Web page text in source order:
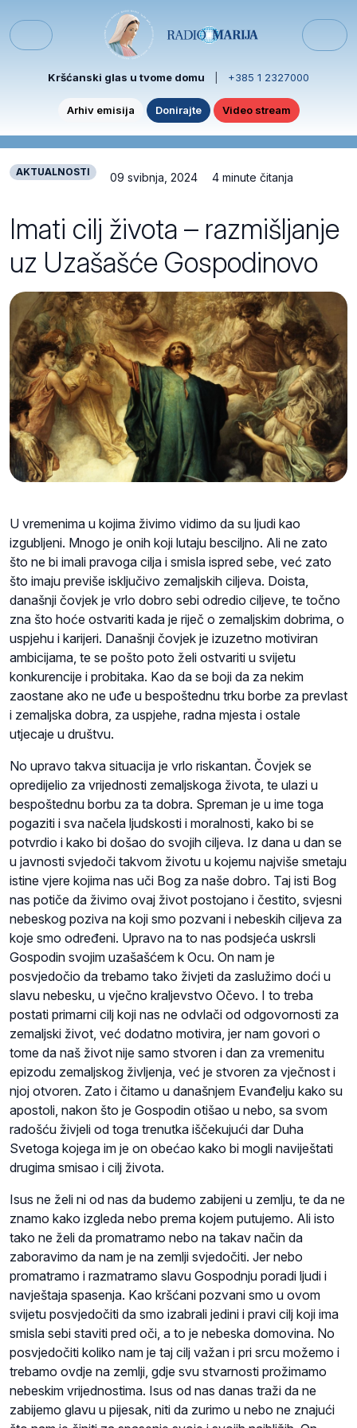
Menu
Kršćanski glas u tvome domu +385 1 2327000
Arhiv emisija Donirajte Video stream
AKTUALNOSTI 09 svibnja, 2024 4 minute čitanja
Imati cilj života – razmišljanje
uz Uzašašće Gospodinovo
U vremenima u kojima živimo vidimo da su ljudi kao
izgubljeni. Mnogo je onih koji lutaju besciljno. Ali ne zato
što ne bi imali pravoga cilja i smisla ispred sebe, već zato
što imaju previše isključivo zemaljskih ciljeva. Doista,
današnji čovjek je vrlo dobro sebi odredio ciljeve, te točno
zna što hoće ostvariti kada je riječ o zemaljskim dobrima, o
uspjehu i karijeri. Današnji čovjek je izuzetno motiviran
ambicijama, te se pošto poto želi ostvariti u svijetu
konkurencije i probitaka. Kao da se boji da za nekim
zaostane ako ne uđe u bespoštednu trku borbe za prevlast
i zemaljska dobra, za uspjehe, radna mjesta i ostale
utjecaje u društvu.
No upravo takva situacija je vrlo riskantan. Čovjek se
opredijelio za vrijednosti zemaljskoga života, te ulazi u
bespoštednu borbu za ta dobra. Spreman je u ime toga
pogaziti i sva načela ljudskosti i moralnosti, kako bi se
potvrdio i kako bi došao do svojih ciljeva. Iz dana u dan se
u javnosti svjedoči takvom životu u kojemu najviše smetaju
istine vjere kojima nas uči Bog za naše dobro. Taj isti Bog
nas potiče da živimo ovaj život postojano i čestito, svjesni
nebeskog poziva na koji smo pozvani i nebeskih ciljeva za
koje smo određeni. Upravo na to nas podsjeća uskrsli
Gospodin svojim uzašašćem k Ocu. On nam je
posvjedočio da trebamo tako živjeti da zaslužimo doći u
slavu nebesku, u vječno kraljevstvo Očevo. I to treba
postati primarni cilj koji nas ne odvlači od odgovornosti za
zemaljski život, već dodatno motivira, jer nam govori o
tome da naš život nije samo stvoren i dan za vremenitu
epizodu zemaljskog življenja, već je stvoren za vječnost i
njoj otvoren. Zato i čitamo u današnjem Evanđelju kako su
apostoli, nakon što je Gospodin otišao u nebo, sa svom
radošću živjeli od toga trenutka iščekujući dar Duha
Svetoga kojega im je on obećao kako bi mogli naviještati
drugima smisao i cilj života.
Isus ne želi ni od nas da budemo zabijeni u zemlju, te da ne
znamo kako izgleda nebo prema kojem putujemo. Ali isto
tako ne želi da promatramo nebo na takav način da
zaboravimo da nam je na zemlji svjedočiti. Jer nebo
promatramo i razmatramo slavu Gospodnju poradi ljudi i
navještaja spasenja. Kao kršćani pozvani smo u ovom
svijetu posvjedočiti da smo izabrali jedini i pravi cilj koji ima
smisla sebi staviti pred oči, a to je nebeska domovina. No
posvjedočiti koliko nam je taj cilj važan i pri srcu možemo i
trebamo ovdje na zemlji, gdje svu stvarnosti prožimamo
nebeskim vrijednostima. Isus od nas danas traži da ne
zabijemo glavu u pijesak, niti da zurimo u nebo ne znajući